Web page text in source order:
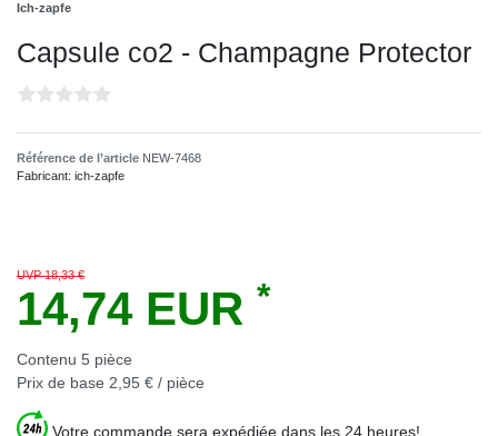
Ich-zapfe
Capsule co2 - Champagne Protector
Référence de l’article NEW-7468
Fabricant: ich-zapfe
UVP 18,33 €
14,74 EUR *
Contenu 5 pièce
Prix de base 2,95 € / pièce
Votre commande sera expédiée dans les 24 heures!